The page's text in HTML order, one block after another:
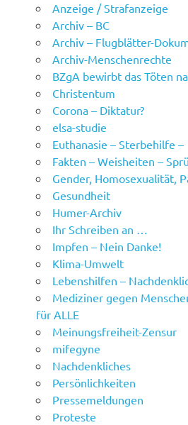
Anzeige / Strafanzeige
Archiv – BC
Archiv – Flugblätter-
Archiv-Menschenrechte
BZgA bewirbt das Töten
Christentum
Corona – Diktatur?
elsa-studie
Euthanasie – Sterbehilfe –
Fakten – Weisheiten –
Gender, Homosexualität,
Gesundheit
Humer-Archiv
Ihr Schreiben an …
Impfen – Nein Danke!
Klima-Umwelt
Lebenshilfen –
Mediziner gegen
für ALLE
Meinungsfreiheit-Zensur
mifegyne
Nachdenkliches
Persönlichkeiten
Pressemeldungen
Proteste